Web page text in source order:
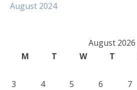
August 2024
August 2026
M
T W T
3
4 5 6 7